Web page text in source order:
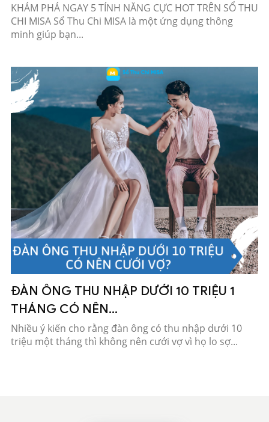
KHÁM PHÁ NGAY 5 TÍNH NĂNG CỰC HOT TRÊN SỔ THU
CHI MISA Sổ Thu Chi MISA là một ứng dụng thông
minh giúp bạn...
ĐÀN ÔNG THU NHẬP DƯỚI 10 TRIỆU 1
THÁNG CÓ NÊN...
Nhiều ý kiến cho rằng đàn ông có thu nhập dưới 10
triệu một tháng thì không nên cưới vợ vì họ lo sợ...